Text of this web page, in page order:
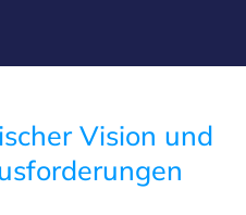
Vision und